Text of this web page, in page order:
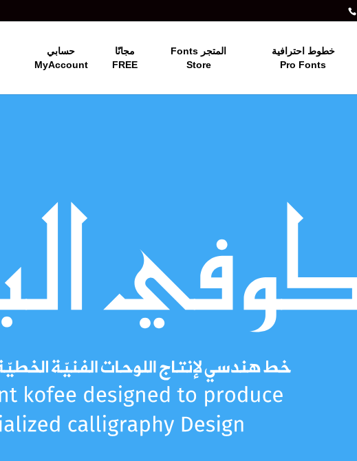
خطوط احترافية
Pro Fonts
المتجر Fonts
Store
مجانًا
FREE
حسابي
MyAccount